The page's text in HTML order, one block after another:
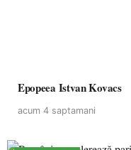
Epopeea Istvan Kovacs
acum 4 saptamani